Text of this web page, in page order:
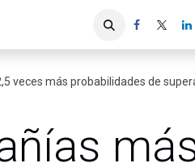
10% de crecimiento en ingresos y más de tres veces más